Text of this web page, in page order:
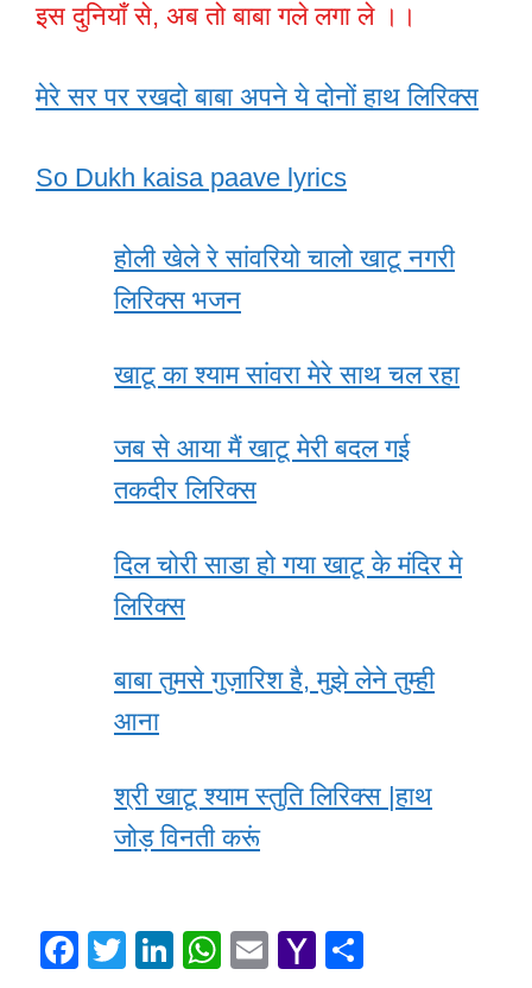
इस दुनियाँ से, अब तो बाबा गले लगा ले ।।
मेरे सर पर रखदो बाबा अपने ये दोनों हाथ लिरिक्स
So Dukh kaisa paave lyrics
होली खेले रे सांवरियो चालो खाटू नगरी
लिरिक्स भजन
खाटू का श्याम सांवरा मेरे साथ चल रहा
जब से आया मैं खाटू मेरी बदल गई
तकदीर लिरिक्स
दिल चोरी साडा हो गया खाटू के मंदिर मे
लिरिक्स
बाबा तुमसे गुज़ारिश है, मुझे लेने तुम्ही
आना
श्री खाटू श्याम स्तुति लिरिक्स |हाथ
जोड़ विनती करूं
F
T
Li
W
E
Y